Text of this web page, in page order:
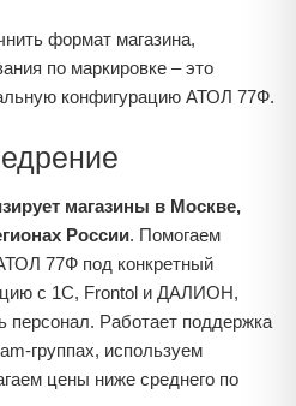
формат магазина,
по маркировке – это
конфигурацию АТОЛ 77Ф.
магазины в Москве,
России. Помогаем
77Ф под конкретный
с 1С, Frontol и ДАЛИОН,
Работает поддержка
используем
цены ниже среднего по